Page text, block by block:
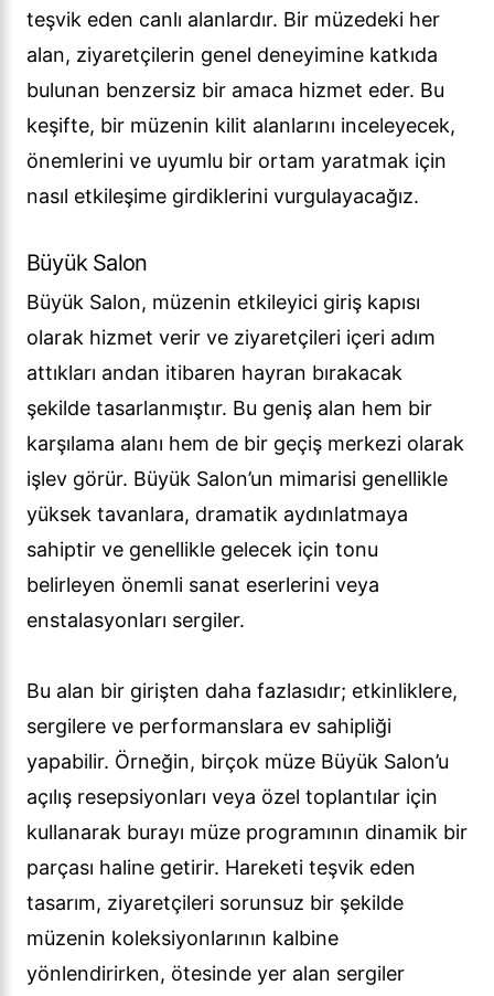
teşvik eden canlı alanlardır. Bir müzedeki her
alan, ziyaretçilerin genel deneyimine katkıda
bulunan benzersiz bir amaca hizmet eder. Bu
keşifte, bir müzenin kilit alanlarını inceleyecek,
önemlerini ve uyumlu bir ortam yaratmak için
nasıl etkileşime girdiklerini vurgulayacağız.
Büyük Salon
Büyük Salon, müzenin etkileyici giriş kapısı
olarak hizmet verir ve ziyaretçileri içeri adım
attıkları andan itibaren hayran bırakacak
şekilde tasarlanmıştır. Bu geniş alan hem bir
karşılama alanı hem de bir geçiş merkezi olarak
işlev görür. Büyük Salon’un mimarisi genellikle
yüksek tavanlara, dramatik aydınlatmaya
sahiptir ve genellikle gelecek için tonu
belirleyen önemli sanat eserlerini veya
enstalasyonları sergiler.
Bu alan bir girişten daha fazlasıdır; etkinliklere,
sergilere ve performanslara ev sahipliği
yapabilir. Örneğin, birçok müze Büyük Salon’u
açılış resepsiyonları veya özel toplantılar için
kullanarak burayı müze programının dinamik bir
parçası haline getirir. Hareketi teşvik eden
tasarım, ziyaretçileri sorunsuz bir şekilde
müzenin koleksiyonlarının kalbine
yönlendirirken, ötesinde yer alan sergiler